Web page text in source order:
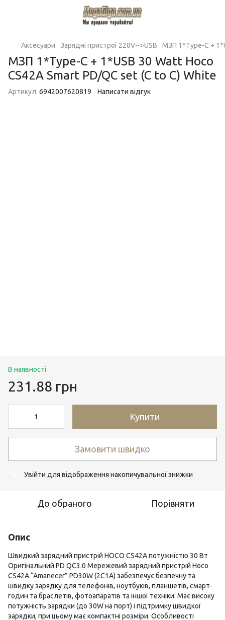
Аксесуари Зарядні пристрої 220V-->USB МЗП 1*Type-C +
МЗП 1*Type-C + 1*USB 30 Watt Hoco
CS42A Smart PD/QC set (C to C) White
Артикул: 6942007620819 Написати відгук
В наявності
231.88 грн
Купити
Замовити швидко
Увійти для відображення накопичувальної знижки
До обраного Порівняти
Опис
Швидкий зарядний пристрій HOCO CS42A потужністю 30 Вт
Оригінальний PD QC3.0 Мережевий зарядний пристрій Hoco
CS42A “Amanecer” PD30W (2C1A) забезпечує безпечну та
швидку зарядку для телефонів, ноутбуків, планшетів, смарт-
годин та браслетів, фотоапаратів та іншої техніки. Має високу
потужність зарядки (до 30W на порт) і підтримку швидкої
зарядки, при цьому має компактні розміри. Особливості